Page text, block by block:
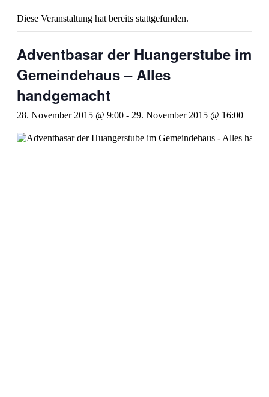
Diese Veranstaltung hat bereits stattgefunden.
Adventbasar der Huangerstube im
Gemeindehaus – Alles
handgemacht
28. November 2015 @ 9:00 - 29. November 2015 @ 16:00